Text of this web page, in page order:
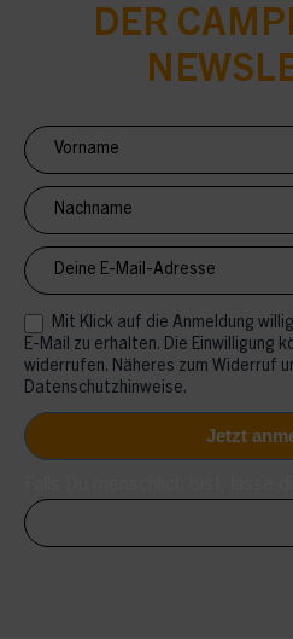
DER
Newsletter
Anmeldung
CV
Mit Klick auf die Anmeldung
E-Mail zu erhalten. Die Einwilligung
widerrufen. Näheres zum Widerruf
Datenschutzhinweise.